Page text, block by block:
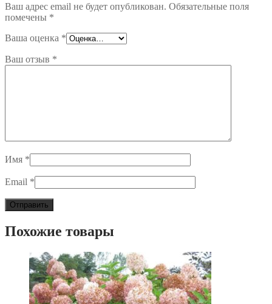
Ваш адрес email не будет опубликован. Обязательные поля
помечены *
Ваша оценка *
Ваш отзыв *
Имя *
Email *
Похожие товары